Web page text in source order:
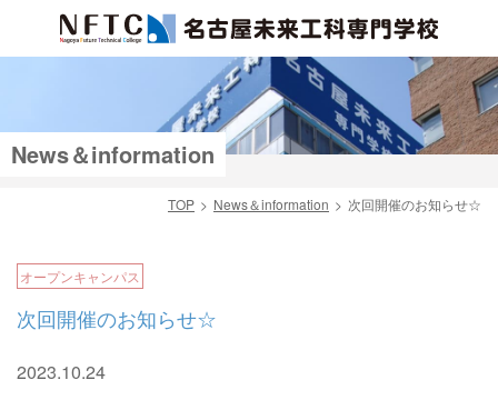
News＆information
TOP News＆information 次回開催のお知らせ☆
オープンキャンパス
次回開催のお知らせ☆
2023.10.24